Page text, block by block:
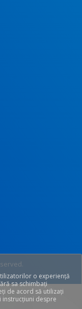
o experiență
sa schimbați
de acord să utilizați
instrucțiuni despre